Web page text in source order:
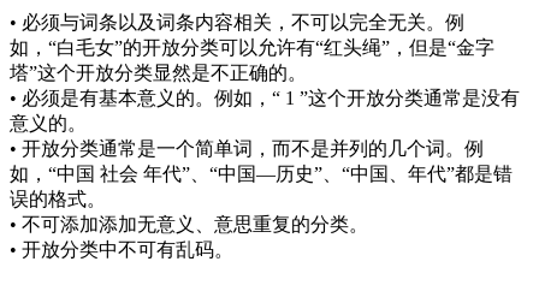
• 必须与词条以及词条内容相关，不可以完全无关。例
如，“白毛女”的开放分类可以允许有“红头绳”，但是“金字
塔”这个开放分类显然是不正确的。
• 必须是有基本意义的。例如，“ 1 ”这个开放分类通常是没有
意义的。
• 开放分类通常是一个简单词，而不是并列的几个词。例
如，“中国 社会 年代”、“中国—历史”、“中国、年代”都是错
误的格式。
• 不可添加添加无意义、意思重复的分类。
• 开放分类中不可有乱码。